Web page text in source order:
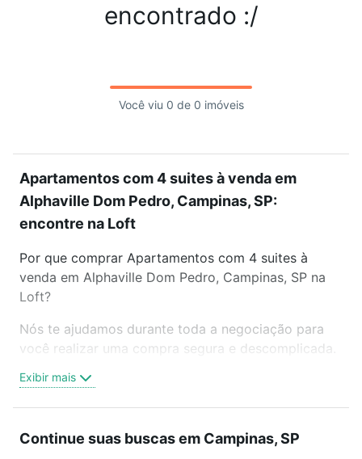
encontrado :/
Você viu 0 de 0 imóveis
Apartamentos com 4 suites à venda em
Alphaville Dom Pedro, Campinas, SP:
encontre na Loft
Por que comprar Apartamentos com 4 suites à
venda em Alphaville Dom Pedro, Campinas, SP na
Loft?
Nós te ajudamos durante toda a negociação para
você realizar uma compra segura e descomplicada.
trabalho e do metrô, aqui você vai encontrar a
oferta ideal de Apartamentos com 4 suites à venda
conquistar seu sonho. Agende uma visita presencial
Exibir mais
Continue suas buscas em Campinas, SP